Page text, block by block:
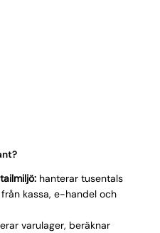
hanterar tusentals
kassa, e-handel och
varulager, beräknar